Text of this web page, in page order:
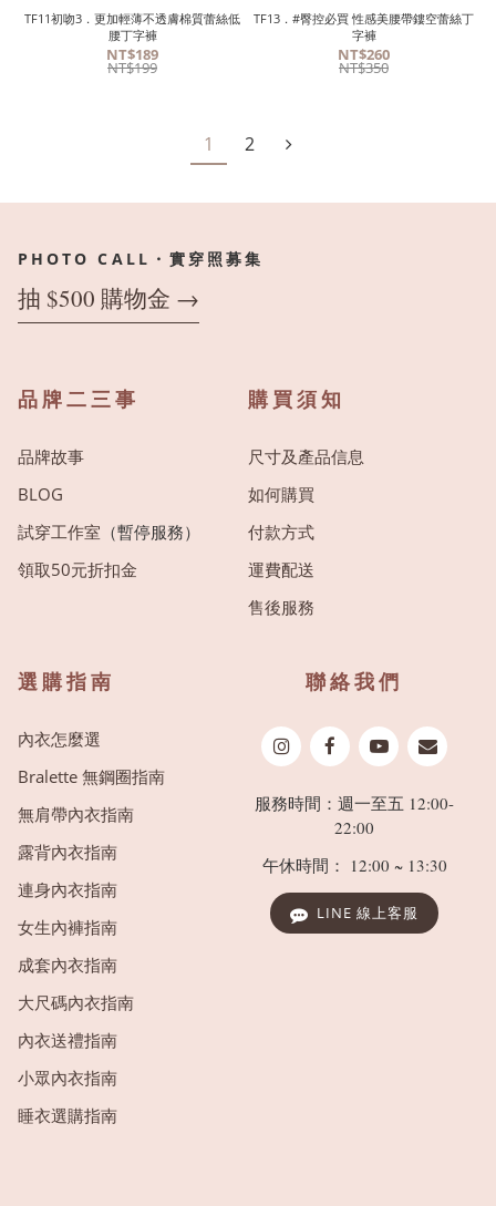
TF11初吻3．更加輕薄不透膚棉質蕾絲低
腰丁字褲
NT$189
NT$199
TF13．#臀控必買 性感美腰帶鏤空蕾絲丁
字褲
NT$260
NT$350
1 2
PHOTO CALL・實穿照募集
抽 $500 購物金 →
品牌二三事
品牌故事
BLOG
試穿工作室 （暫停服務）
領取50元折扣金
購買須知
尺寸及產品信息
如何購買
付款方式
運費配送
售後服務
選購指南
內衣怎麼選
Bralette 無鋼圈指南
無肩帶內衣指南
露背內衣指南
連身內衣指南
女生內褲指南
成套內衣指南
大尺碼內衣指南
內衣送禮指南
小眾內衣指南
睡衣選購指南
聯絡我們
服務時間：週一至五 12:00-
22:00
午休時間： 12:00 ~ 13:30
LINE 線上客服